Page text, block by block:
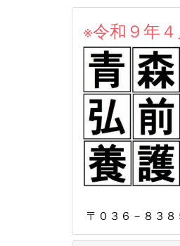
※令和９年
〒０３６－８３